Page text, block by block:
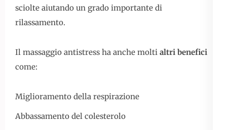
sciolte aiutando un grado importante di
rilassamento.
Il massaggio antistress ha anche molti altri benefici
come:
Miglioramento della respirazione
Abbassamento del colesterolo